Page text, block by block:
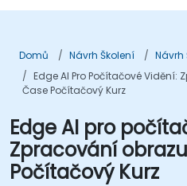
Domů Návrh Školení
Návrh
Edge AI Pro Počítačové Vidění:
Čase Počítačový Kurz
Edge AI pro
Zpracování
Počítačový Kurz